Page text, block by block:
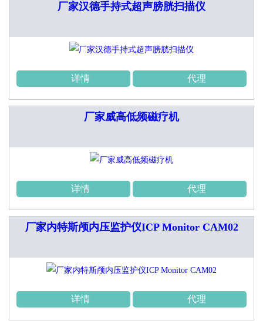
厂家汉德手持式超声膀胱扫描仪
详情 代理
厂家威高低频磁疗机
详情 代理
厂家内特斯颅内压监护仪ICP Monitor CAM02
详情 代理